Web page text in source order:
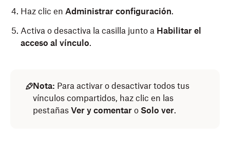
Haz clic en Administrar configuración.
Activa o desactiva la casilla junto a Habilitar el
acceso al vínculo.
Nota: Para activar o desactivar todos tus
vínculos compartidos, haz clic en las
pestañas Ver y comentar o Solo ver.